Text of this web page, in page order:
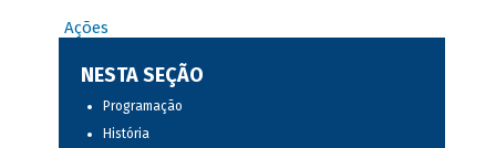
Ações
NESTA SEÇÃO
Programação
História